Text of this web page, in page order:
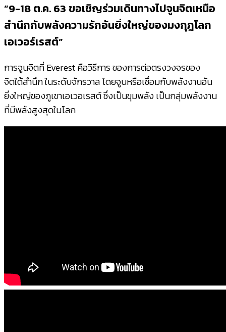
“9-18 ต.ค. 63 ขอเชิญร่วมเดินทางไปจูนจิตเหนือ
สำนึกกับพลังความรักอันยิ่งใหญ่ของมงกุฎโลก
เอเวอร์เรสต์”
การจูนจิตที่ Everest คือวิธีการ ของการต่อตรงวงจรของ
จิตใต้สำนึก ในระดับจักรวาล โดยจูนหรือเชื่อมกับพลังงานอัน
ยิ่งใหญ่ของภูเขาเอเวอเรสต์ ซึ่งเป็นขุมพลัง เป็นกลุ่มพลังงาน
ที่มีพลังสูงสุดในโลก